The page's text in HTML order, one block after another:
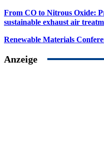
From CO to Nitrous Oxide:
sustainable exhaust air
Renewable Materials
Anzeige